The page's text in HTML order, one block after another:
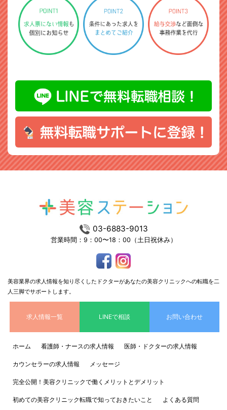
03-6883-9013
営業時間：9：00〜18：00（土日祝休み）
美容業界の求人情報を知り尽くしたドクターがあなたの美容クリニックへの転職を二
人三脚でサポートします。
求人情報一覧 LINEで相談 お問い合わせ
ホーム 看護師・ナースの求人情報 医師・ドクターの求人情報
カウンセラーの求人情報 メッセージ
完全公開！美容クリニックで働くメリットとデメリット
初めての美容クリニック転職で知っておきたいこと よくある質問